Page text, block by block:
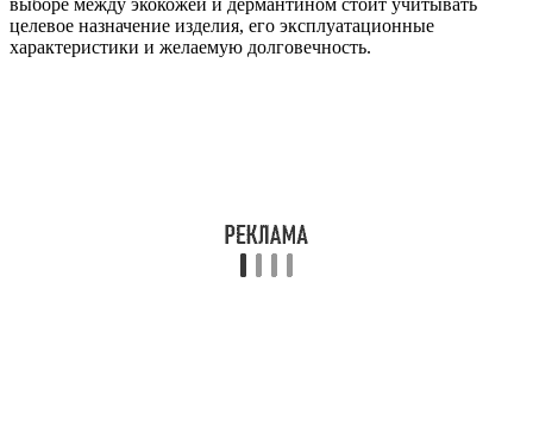
целевое назначение изделия, его эксплуатационные
характеристики и желаемую долговечность.